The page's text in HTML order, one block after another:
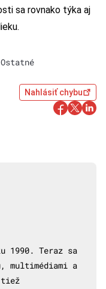
sa rovnako týka aj
Ostatné
Nahlásiť chybu
1990. Teraz sa
multimédiami a
tiež